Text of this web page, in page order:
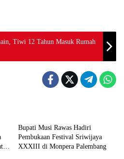
Tiwi 12 Tahun Masuk Rumah
Bupati Musi Rawas Hadiri
Pembukaan Festival Sriwijaya
XXXIII di Monpera Palembang
Advetorial